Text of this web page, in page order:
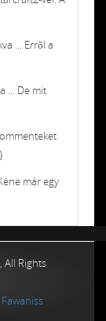
... Erről a
... De mit
már egy
All Rights
Fawaniss